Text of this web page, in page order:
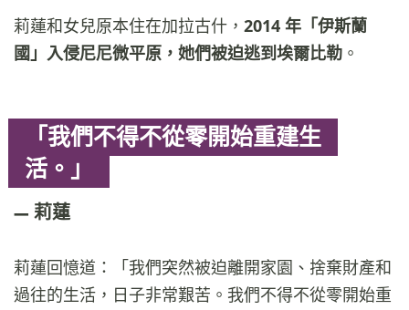
莉蓮和女兒原本住在加拉古什， 2014 年「伊斯蘭
國」入侵尼尼微平原，她們被迫逃到埃爾比勒 。
「我們不得不從零開始重建生
活。」
莉蓮
莉蓮回憶道：「我們突然被迫離開家園、捨棄財產和
過往的生活，日子非常艱苦。我們不得不從零開始重